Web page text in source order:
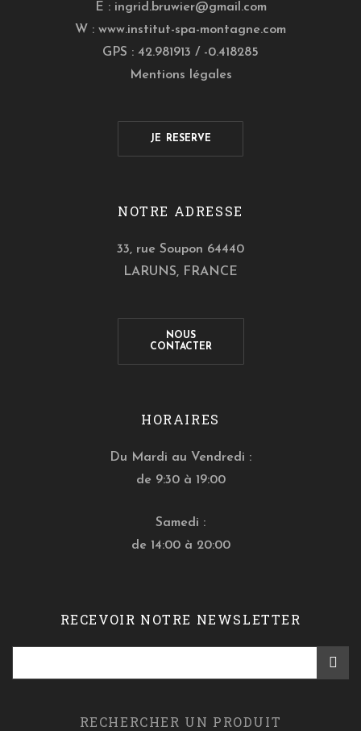
E : ingrid.bruwier@gmail.com
W : www.institut-spa-montagne.com
GPS : 42.981913 / -0.418285
Mentions légales
JE RESERVE
NOTRE ADRESSE
33, rue Soupon 64440
LARUNS, FRANCE
NOUS
CONTACTER
HORAIRES
Du Mardi au Vendredi :
de 9:30 à 19:00
Samedi :
de 14:00 à 20:00
RECEVOIR NOTRE NEWSLETTER
RECHERCHER UN PRODUIT